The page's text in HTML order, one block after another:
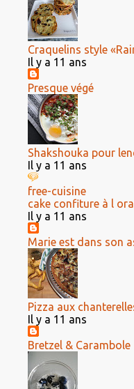
Craquelins style
Il y a 11 ans
Presque végé
Shakshouka pour
Il y a 11 ans
free-cuisine
cake confiture à l
Il y a 11 ans
Marie est dans son
Pizza aux
Il y a 11 ans
Bretzel & Carambole